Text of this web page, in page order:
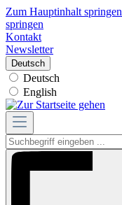
Zum Hauptinhalt springen
springen
Kontakt
Newsletter
Deutsch
Deutsch
English